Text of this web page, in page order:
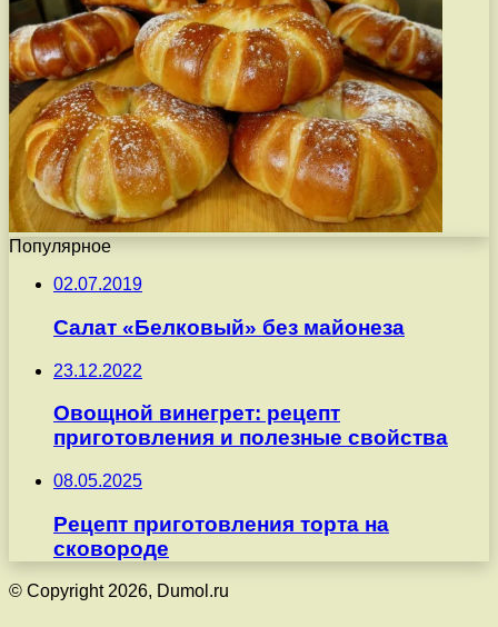
Популярное
02.07.2019
Салат «Белковый» без майонеза
23.12.2022
Овощной винегрет: рецепт
приготовления и полезные свойства
08.05.2025
Рецепт приготовления торта на
сковороде
© Copyright 2026, Dumol.ru